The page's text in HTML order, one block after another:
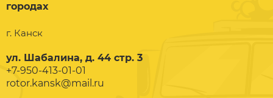
городах
г. Канск
ул. Шабалина, д. 44 стр. 3
+7-950-413-01-01
rotor.kansk@mail.ru